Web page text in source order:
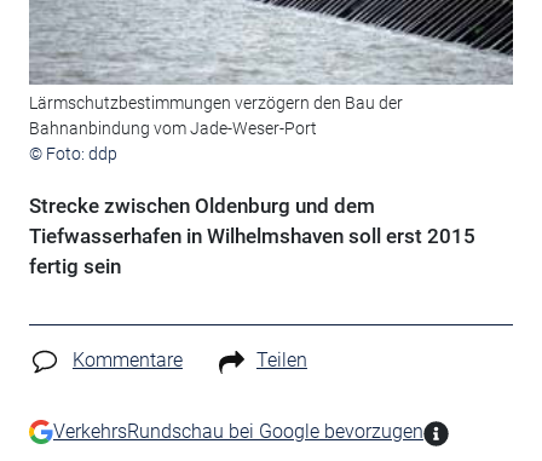
Lärmschutzbestimmungen verzögern den Bau der
Bahnanbindung vom Jade-Weser-Port
© Foto: ddp
Strecke zwischen Oldenburg und dem
Tiefwasserhafen in Wilhelmshaven soll erst 2015
fertig sein
Kommentare Teilen
VerkehrsRundschau bei Google bevorzugen